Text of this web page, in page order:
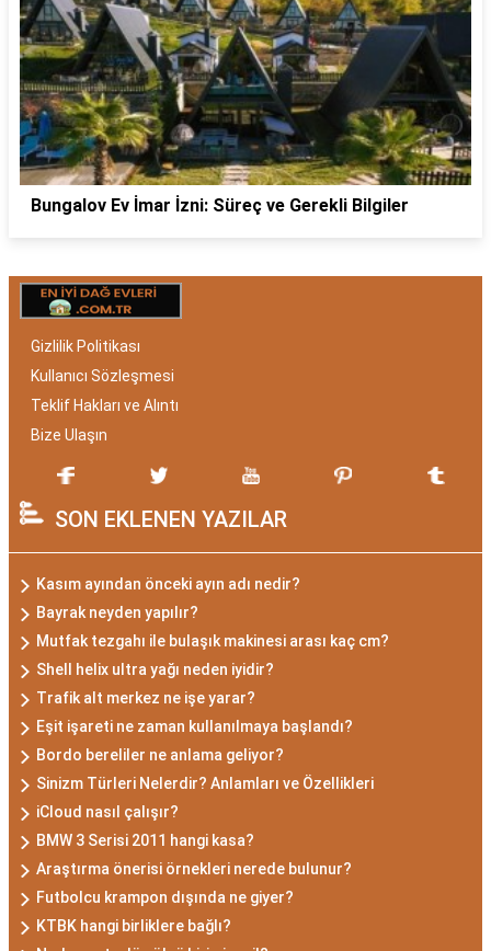
Bungalov Ev İmar İzni: Süreç ve Gerekli Bilgiler
Gizlilik Politikası
Kullanıcı Sözleşmesi
Teklif Hakları ve Alıntı
Bize Ulaşın
SON EKLENEN YAZILAR
Kasım ayından önceki ayın adı nedir?
Bayrak neyden yapılır?
Mutfak tezgahı ile bulaşık makinesi arası kaç cm?
Shell helix ultra yağı neden iyidir?
Trafik alt merkez ne işe yarar?
Eşit işareti ne zaman kullanılmaya başlandı?
Bordo bereliler ne anlama geliyor?
Sinizm Türleri Nelerdir? Anlamları ve Özellikleri
iCloud nasıl çalışır?
BMW 3 Serisi 2011 hangi kasa?
Araştırma önerisi örnekleri nerede bulunur?
Futbolcu krampon dışında ne giyer?
KTBK hangi birliklere bağlı?